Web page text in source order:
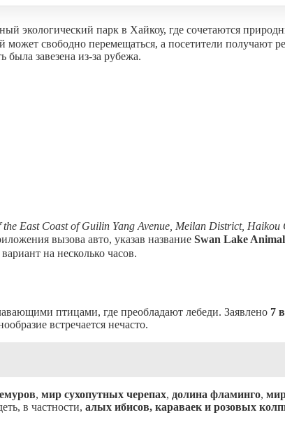
экологический парк в Хайкоу, где сочетаются
может свободно перемещаться, а посетители
была завезена из-за рубежа.
the East Coast of Guilin Yang Avenue, Meilan District, Haikou
вызова авто, указав название Swan Lake
на несколько часов.
птицами, где преобладают лебеди. Заявлено 7
встречается нечасто.
, мир сухопутных черепах, долина фламинго,
в частности, алых ибисов, караваек и розовых